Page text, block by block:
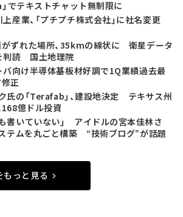
でテキストチャット無制限に
上産業、「プチプチ株式会社」に社名変更
がずれた場所、35kmの線状に 衛星データ
判読 国土地理院
バ向け半導体基板材好調で1Q業績過去最
正
氏の「Terafab」、建設地決定 テキサス州
億ドル投資
書いていない」 アイドルの宮本佳林さ
テムを丸ごと構築 “技術ブログ”が話題
もっと見る